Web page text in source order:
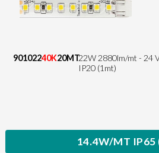
90102240K20MT22W 2880lm/mt - 24
IP20 (1mt)
14.4W/MT IP65